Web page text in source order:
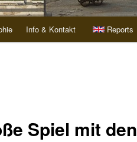
Info & Kontakt Reports
Spiel mit den